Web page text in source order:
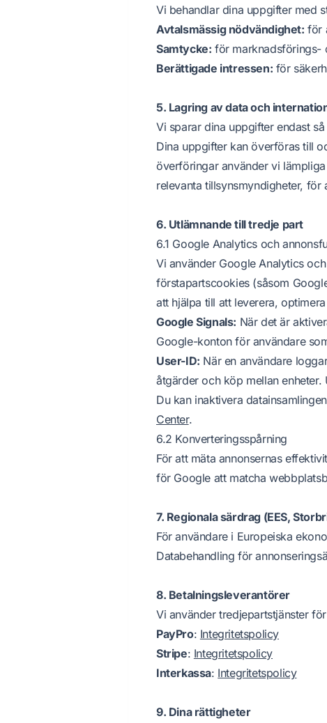
Vi behandlar dina uppgifter med
Avtalsmässig nödvändighet: för
Samtycke: för marknadsförings-
Berättigade intressen: för
5. Lagring av data och
Vi sparar dina uppgifter endast
Dina uppgifter kan överföras till
överföringar använder vi
relevanta tillsynsmyndigheter,
6. Utlämnande till tredje part
6.1 Google Analytics och
Vi använder Google Analytics
förstapartscookies (såsom
att hjälpa till att leverera,
Google Signals: När det är
Google-konton för användare
User-ID: När en användare
åtgärder och köp mellan
Du kan inaktivera
Center.
6.2 Konverteringsspårning
För att mäta annonsernas
för Google att matcha
7. Regionala särdrag (EES,
För användare i Europeiska
Databehandling för
8. Betalningsleverantörer
Vi använder tredjepartstjänster
PayPro: Integritetspolicy
Stripe: Integritetspolicy
Interkassa: Integritetspolicy
9. Dina rättigheter